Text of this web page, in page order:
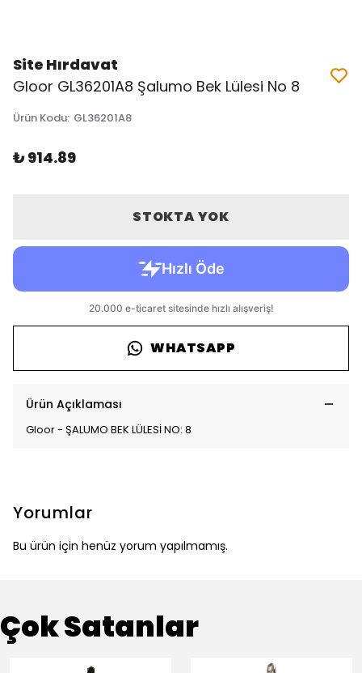
Site Hırdavat
Gloor GL36201A8 Şalumo Bek Lülesi No 8
Ürün Kodu: GL36201A8
₺ 914.89
STOKTA YOK
WHATSAPP
Ürün Açıklaması
Gloor - ŞALUMO BEK LÜLESİ NO: 8
Yorumlar
Bu ürün için henüz yorum yapılmamış.
Çok Satanlar